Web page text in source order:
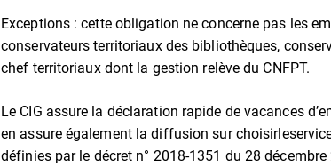
Exceptions : cette obligation ne concerne pas les
conservateurs territoriaux des bibliothèques,
chef territoriaux dont la gestion relève du CNFPT.
Le CIG assure la déclaration rapide de vacances
en assure également la diffusion sur
définies par le décret n° 2018-1351 du 28